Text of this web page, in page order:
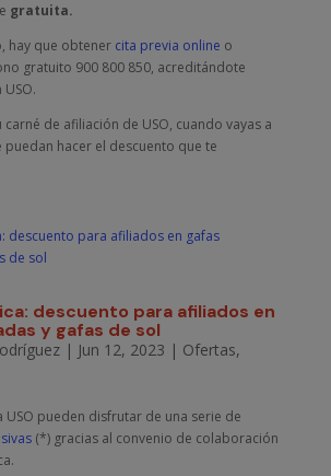
gratuita.
hay que obtener cita previa online o
gratuito 900 800 850, acreditándote
carné de afiliación de USO, cuando vayas a
puedan hacer el descuento que te
descuento para afiliados en
y gafas de sol
| Jun 12, 2023 | Ofertas,
USO pueden disfrutar de una serie de
(*) gracias al convenio de colaboración